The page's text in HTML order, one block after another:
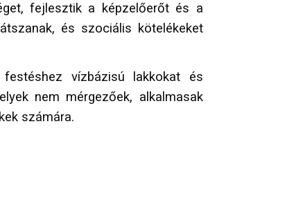
fejlesztik a képzelőerőt és a
és szociális kötelékeket
vízbázisú lakkokat és
nem mérgezőek, alkalmasak
számára.